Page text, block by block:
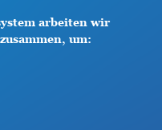
arbeiten wir
um: